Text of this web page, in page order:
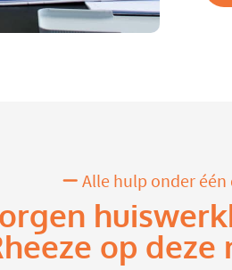
Alle hulp onder één
op deze